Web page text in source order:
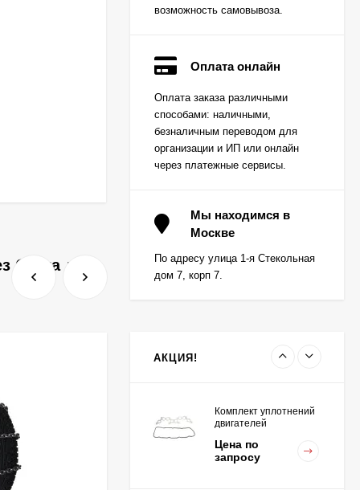
бурта для
возможность самовывоза.
Оплата онлайн
Оплата заказа различными
способами: наличными,
безналичным переводом для
организации и ИП или онлайн
через платежные сервисы.
Мы находимся в
Москве
По адресу улица 1-я Стекольная
дом 7, корп 7.
АКЦИЯ!
Вкладыш коренной
(0,25) (1шт - 1
половинка) для
двигателей
K15,K21,K25
запросу
(1шт - 1 половинка) для
двигателей
K15,K21,K25
Цена по
Комплект уплотнений
двигателей
Цена по
запросу